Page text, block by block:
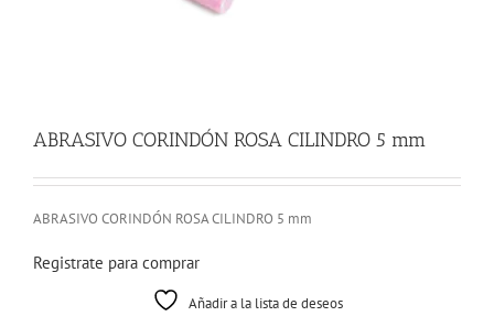
ABRASIVO CORINDÓN ROSA CILINDRO 5 mm
ABRASIVO CORINDÓN ROSA CILINDRO 5 mm
Registrate para comprar
Añadir a la lista de deseos